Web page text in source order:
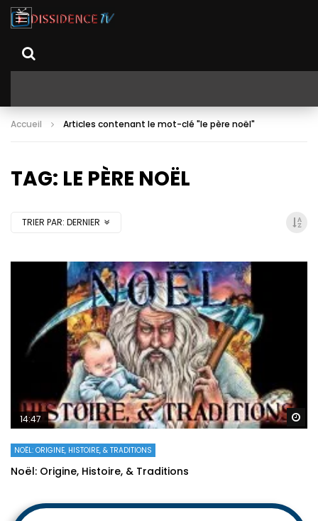
Accueil Articles contenant le mot-clé "le père noël"
TAG: LE PÈRE NOËL
TRIER PAR: DERNIER
14:47
NOËL: ORIGINE, HISTOIRE, & TRADITIONS
Noël: Origine, Histoire, & Traditions